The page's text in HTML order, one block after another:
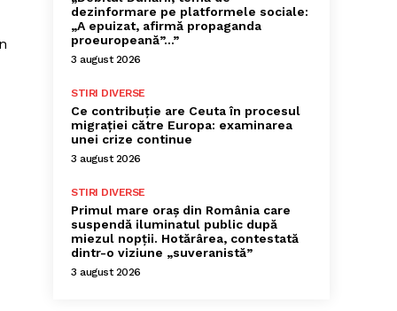
dezinformare pe platformele sociale:
„A epuizat, afirmă propaganda
proeuropeană”…”
3 august 2026
STIRI DIVERSE
Ce contribuție are Ceuta în procesul
migrației către Europa: examinarea
unei crize continue
3 august 2026
STIRI DIVERSE
Primul mare oraș din România care
suspendă iluminatul public după
miezul nopții. Hotărârea, contestată
dintr-o viziune „suveranistă”
3 august 2026